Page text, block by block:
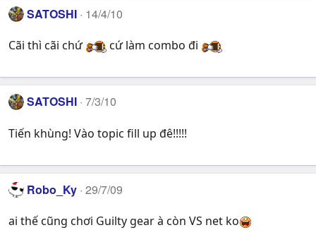
SATOSHI 14/4/10
Cãi thì cãi chứ cứ làm combo đi
SATOSHI 7/3/10
Tiến khùng! Vào topic fill up đê!!!!!
Robo_Ky 29/7/09
ai thế cũng chơi Guilty gear à còn VS net ko